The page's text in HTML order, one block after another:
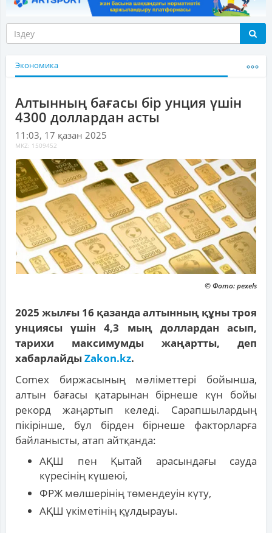
Экономика
Алтынның бағасы бір унция үшін
4300 доллардан асты
11:03, 17 қазан 2025
MKZ: 1509452
© Фото: pexels
2025 жылғы 16 қазанда алтынның құны троя
унциясы үшін 4,3 мың доллардан асып,
тарихи максимумды жаңартты, деп
хабарлайдыZakon.kz.
Comex биржасының мәліметтері бойынша,
алтын бағасы қатарынан бірнеше күн бойы
рекорд жаңартып келеді. Сарапшылардың
пікірінше, бұл бірден бірнеше факторларға
байланысты, атап айтқанда:
АҚШ пен Қытай арасындағы сауда
күресінің күшеюі,
ФРЖ мөлшерінің төмендеуін күту,
АҚШ үкіметінің құлдырауы.